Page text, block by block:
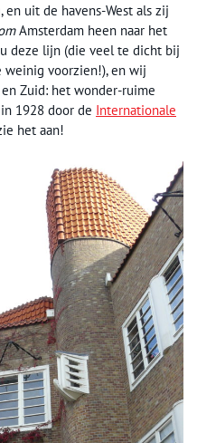
uit de havens-West als zij
Amsterdam heen naar het
deze lijn (die veel te dicht bij
weinig voorzien!), en wij
Zuid: het wonder-ruime
1928 door de Internationale
het aan!